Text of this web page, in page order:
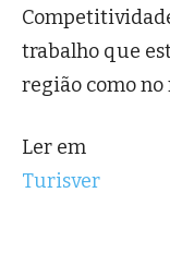
trabalho que
região como
Ler em
Turisver